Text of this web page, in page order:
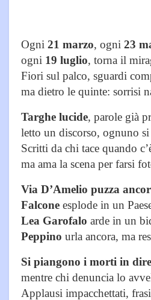
Ogni 21 marzo, ogni 23
ogni 19 luglio, torna il
Fiori sul palco, sguardi
ma dietro le quinte: sorrisi
Targhe lucide, parole già
letto un discorso, ognuno si
Scritti da chi tace quando
ma ama la scena per farsi
Via D’Amelio puzza
Falcone esplode in un
Lea Garofalo arde in un
Peppino urla ancora, ma
Si piangono i morti in
mentre chi denuncia lo
Applausi impacchettati,